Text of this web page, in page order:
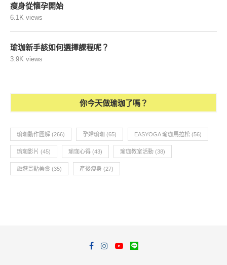
瘦身從懷孕開始
6.1K views
瑜珈新手該如何選擇課程呢？
3.9K views
你今天做瑜珈了嗎？
瑜珈動作圖解 (266) 孕婦瑜珈 (65) EASYOGA 瑜珈馬拉松 (56)
瑜珈影片 (45) 瑜珈心得 (43) 瑜珈教室活動 (38)
旅遊景點美食 (35) 產後瘦身 (27)